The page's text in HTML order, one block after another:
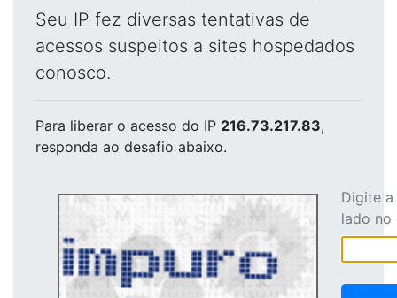
Seu IP fez diversas tentativas de
acessos suspeitos a sites hospedados
conosco.
Para liberar o acesso do IP 216.73.217.83,
responda ao desafio abaixo.
Digite
lado no